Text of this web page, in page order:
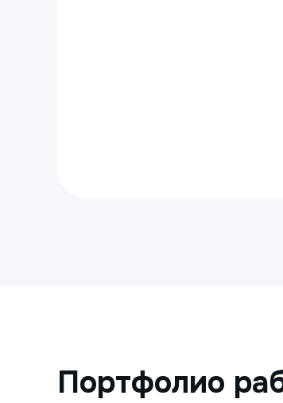
Портфолио